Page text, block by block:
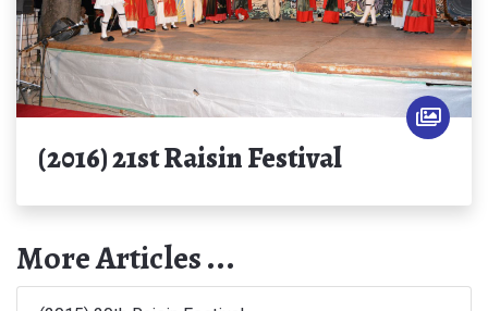
(2016) 21st Raisin Festival
More Articles ...